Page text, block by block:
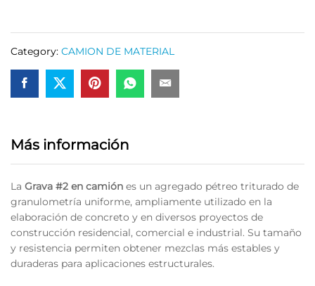
Solo
Zona
Metropolitana
Monterrey
Category: CAMION DE MATERIAL
Más información
La Grava #2 en camión es un agregado pétreo triturado de
granulometría uniforme, ampliamente utilizado en la
elaboración de concreto y en diversos proyectos de
construcción residencial, comercial e industrial. Su tamaño
y resistencia permiten obtener mezclas más estables y
duraderas para aplicaciones estructurales.